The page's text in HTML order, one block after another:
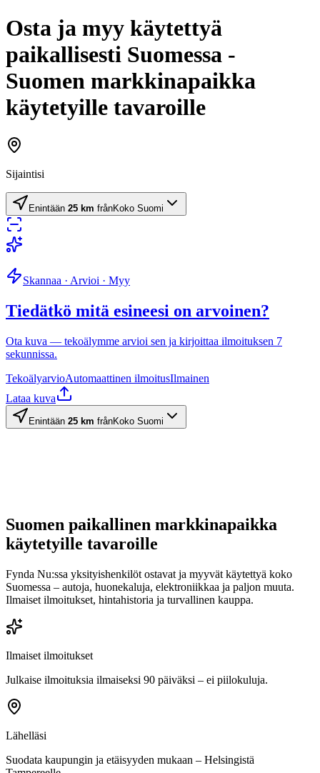
Osta ja myy käytettyä
paikallisesti Suomessa -
Suomen markkinapaikka
käytetyille tavaroille
Sijaintisi
Enintään 25 km frånKoko Suomi
Skannaa · Arvioi · Myy
Tiedätkö mitä esineesi on arvoinen?
Ota kuva — tekoälymme arvioi sen ja kirjoittaa ilmoituksen 7
sekunnissa.
TekoälyarvioAutomaattinen ilmoitusIlmainen
Lataa kuva
Enintään 25 km frånKoko Suomi
Suomen paikallinen markkinapaikka
käytetyille tavaroille
Fynda Nu:ssa yksityishenkilöt ostavat ja myyvät käytettyä koko
Suomessa – autoja, huonekaluja, elektroniikkaa ja paljon muuta.
Ilmaiset ilmoitukset, hintahistoria ja turvallinen kauppa.
Ilmaiset ilmoitukset
Julkaise ilmoituksia ilmaiseksi 90 päiväksi – ei piilokuluja.
Lähelläsi
Suodata kaupungin ja etäisyyden mukaan – Helsingistä